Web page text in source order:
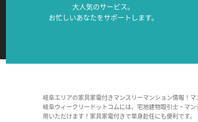
大人気のサービス。
お忙しいあなたをサポートします。
岐阜エリアの家具家電付きマンスリーマンション情報！
岐阜ウィークリードットコムには、宅地建物取引士・マ
用いただけます！家具家電付きで単身赴任にも便利です。